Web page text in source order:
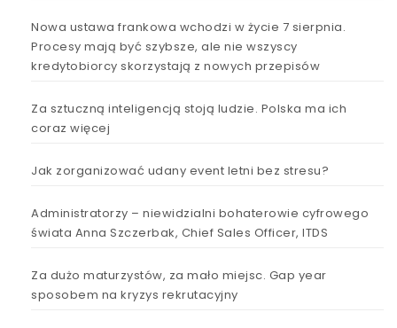
Nowa ustawa frankowa wchodzi w życie 7 sierpnia.
Procesy mają być szybsze, ale nie wszyscy
kredytobiorcy skorzystają z nowych przepisów
Za sztuczną inteligencją stoją ludzie. Polska ma ich
coraz więcej
Jak zorganizować udany event letni bez stresu?
Administratorzy – niewidzialni bohaterowie cyfrowego
świata Anna Szczerbak, Chief Sales Officer, ITDS
Za dużo maturzystów, za mało miejsc. Gap year
sposobem na kryzys rekrutacyjny